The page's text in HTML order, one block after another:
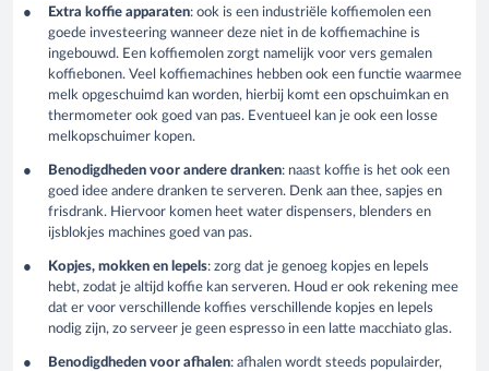
Extra koffie apparaten: ook is een industriële koffiemolen een
goede investeering wanneer deze niet in de koffiemachine is
ingebouwd. Een koffiemolen zorgt namelijk voor vers gemalen
koffiebonen. Veel koffiemachines hebben ook een functie waarmee
melk opgeschuimd kan worden, hierbij komt een opschuimkan en
thermometer ook goed van pas. Eventueel kan je ook een losse
melkopschuimer kopen.
Benodigdheden voor andere dranken: naast koffie is het ook een
goed idee andere dranken te serveren. Denk aan thee, sapjes en
frisdrank. Hiervoor komen heet water dispensers, blenders en
ijsblokjes machines goed van pas.
Kopjes, mokken en lepels: zorg dat je genoeg kopjes en lepels
hebt, zodat je altijd koffie kan serveren. Houd er ook rekening mee
dat er voor verschillende koffies verschillende kopjes en lepels
nodig zijn, zo serveer je geen espresso in een latte macchiato glas.
Benodigdheden voor afhalen: afhalen wordt steeds populairder,